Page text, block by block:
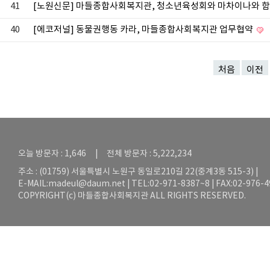
41 [노원신문] 마들종합사회복지관, 청소년육성회와 마차이나와
40 [에코저널] 동물권행동 카라, 마들종합사회복지관 업무협약
처음 이전
오늘 방문자 : 1,646 | 전체 방문자 : 5,222,234
주소 : (01759) 서울특별시 노원구 동일로210길 22(중계3동 515-3) |
E-MAIL:madeul@daum.net | TEL:02-971-8387~8 | FAX:02-976-
COPYRIGHT(c) 마들종합사회복지관 ALL RIGHTS RESERVED.